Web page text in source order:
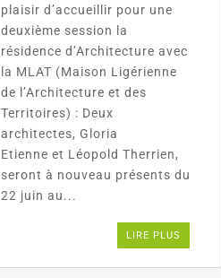
plaisir d’accueillir pour une
deuxième session la
résidence d’Architecture avec
la MLAT (Maison Ligérienne
de l’Architecture et des
Territoires) : Deux
architectes, Gloria
Etienne et Léopold Therrien,
seront à nouveau présents du
22 juin au...
LIRE PLUS